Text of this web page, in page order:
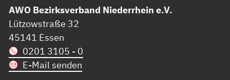
AWO Bezirksverband Niederrhein e.V.
Lützowstraße 32
45141 Essen
0201 3105 - 0
E-Mail senden